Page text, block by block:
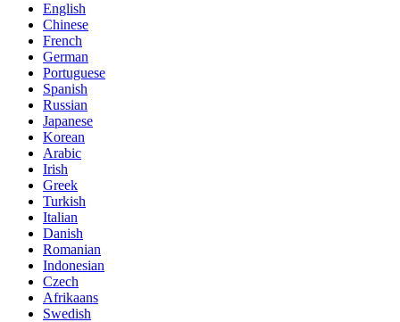
English
Chinese
French
German
Portuguese
Spanish
Russian
Japanese
Korean
Arabic
Irish
Greek
Turkish
Italian
Danish
Romanian
Indonesian
Czech
Afrikaans
Swedish